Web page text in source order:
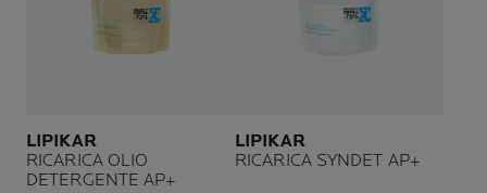
LIPIKAR
RICARICA OLIO
DETERGENTE AP+
LIPIKAR
RICARICA SYNDET AP+